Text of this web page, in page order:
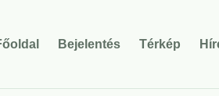
Bejelentés Térkép